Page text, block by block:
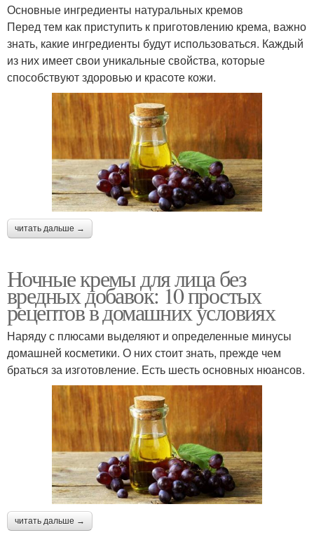
Основные ингредиенты натуральных кремов
Перед тем как приступить к приготовлению крема, важно
знать, какие ингредиенты будут использоваться. Каждый
из них имеет свои уникальные свойства, которые
способствуют здоровью и красоте кожи.
читать дальше →
Ночные кремы для лица без
вредных добавок: 10 простых
рецептов в домашних условиях
Наряду с плюсами выделяют и определенные минусы
домашней косметики. О них стоит знать, прежде чем
браться за изготовление. Есть шесть основных нюансов.
читать дальше →